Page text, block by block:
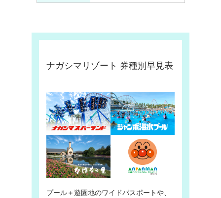
ナガシマリゾート 券種別早見表
プール＋遊園地のワイドパスポートや、